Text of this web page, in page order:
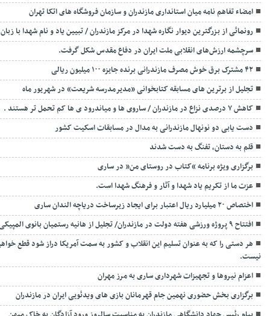
امضاء تفاهم نامه میان استانداری مازندران و سازمان فروشگاه های اتکا تهران
رونمائی از بزرگترین دیوار نگاره شهدا در مرکز مازندران / تبیین یاد و نام شهدا با
سرچشمه ارزش‌های انقلابی ملت ایران در دفاع مقدس شکل گرفت.
۴۲ مشترک برق خوش مصرف مازندرانی برنده جایزه ۱۰۰ میلیون ریالی
تجلیل از برترین های مسابقه کتابخوانی «مدیرمدرسه شریعت» در شهریور ماه
کاهش ۷ درصدی نزاع در مازندران / ساروی ها و میاندرود ی ها کم تحمل تر هستند‌ .
دست یابی دو نونهال مازندرانی به مدال در مسابقات اسکیت کشور
قلم به دستان، تفنگ به دست شدند
برگزاری ویژه برنامه “کتاب در روستای من” در ساری
عزت ما از تکریم یاد شهدا و آثار و فرهنگ شهدا است.
اختصاص ۲۰ میلیارد ریال اعتبار برای ایجاد زیرساخت دریاچه الندان ساری
افتتاح ۹ پروژه ورزشی هفته دولت در مازندران/ تجلیل از هانیه رستمیان بانوی المپیکی در رشته تیراندازی و رتبه ششم در المپیک ۲۰۲۴ پاربس
هر دستی را که به عنوان تسلیم این انقلاب و کشور به سمت آمريکا دراز شود قطع
نیست.
اعزام نیروها و تجهیزات شهرداری ساری به مرز مهران
برگزاری بخش حضوری نهمین جام قهرمانان بازی های ویدئویی ایران در مازندران